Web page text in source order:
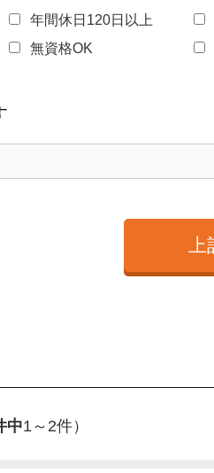
年間休日120日以上
無資格OK
中1～2件）